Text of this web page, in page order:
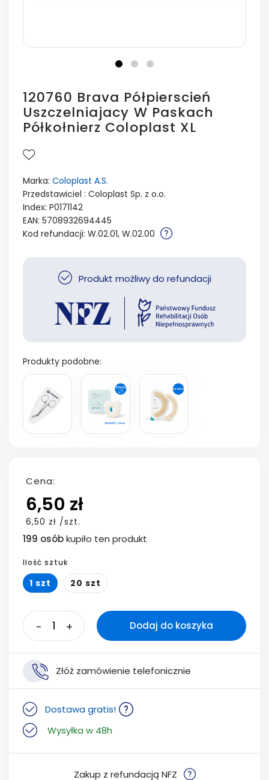
120760 Brava Półpierscień
Uszczelniajacy W Paskach
Półkołnierz Coloplast XL
Marka: Coloplast A.S.
Przedstawiciel : Coloplast Sp. z o.o.
Index: P0171142
EAN: 5708932694445
Kod refundacji: W.02.01, W.02.00
Produkt możliwy do refundacji
Produkty podobne:
Cena:
6,50 zł
6,50 zł /szt.
199 osóbkupiło ten produkt
Ilość sztuk
1 szt 20 szt
- + Dodaj do koszyka
Złóż zamówienie telefonicznie
Dostawa gratis!
Wysyłka w 48h
Zakup z refundacją NFZ